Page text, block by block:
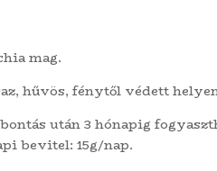
mag.
hűvös, fénytől védett
után 3 hónapig
bevitel: 15g/nap.